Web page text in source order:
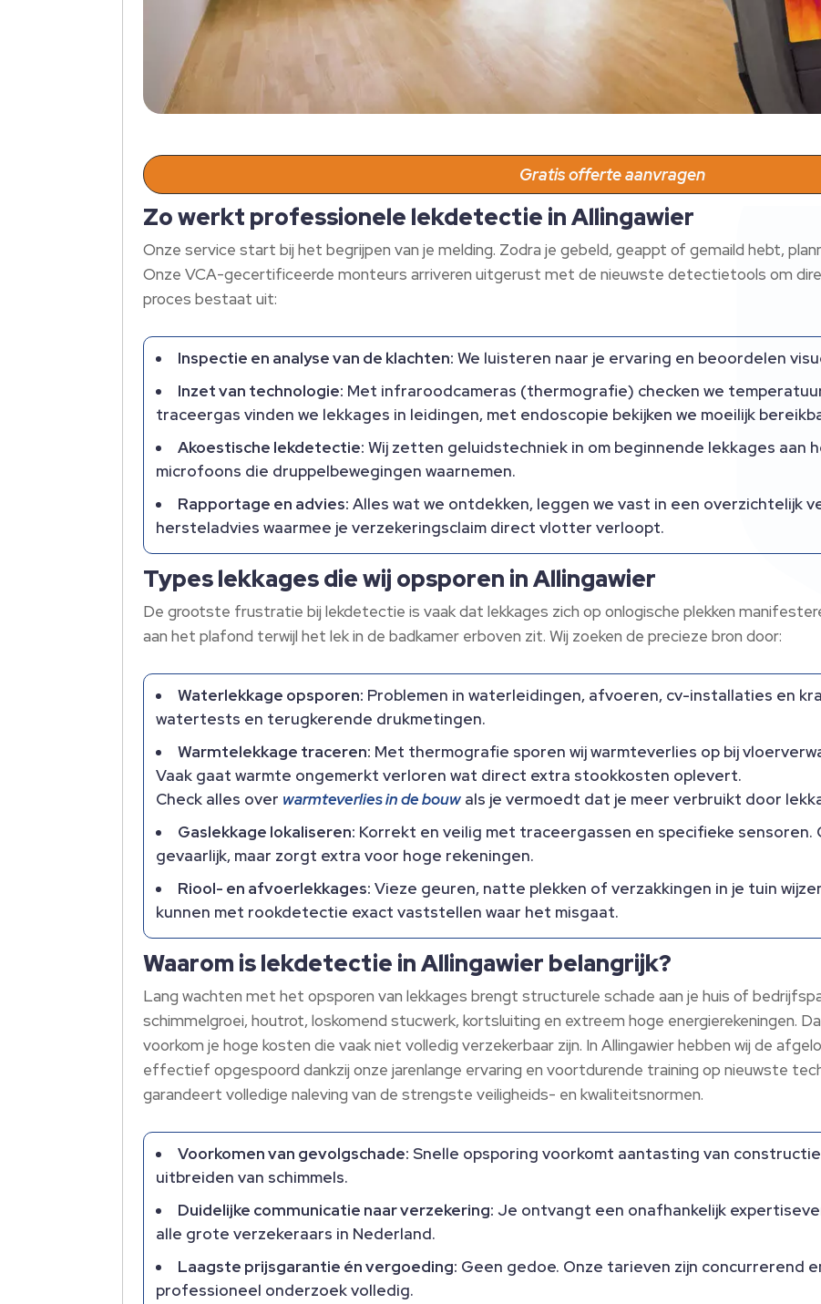
Gratis offerte aanvragen
Zo werkt professionele lekdetectie in Allingawier
Onze service start bij het begrijpen van je melding.​ Zodra je gebeld, geappt of gemaild hebt,
Onze VCA-gecertificeerde monteurs arriveren uitgerust met de nieuwste detectietools om
proces bestaat uit:
Inspectie en analyse van de klachten: We luisteren naar je ervaring en beoordelen
Inzet van technologie: Met infraroodcameras (thermografie) checken we
traceergas vinden we lekkages in leidingen, met endoscopie bekijken we moeilijk
Akoestische lekdetectie: Wij zetten geluidstechniek in om beginnende lekkages aan
microfoons die druppelbewegingen waarnemen.​
Rapportage en advies: Alles wat we ontdekken, leggen we vast in een overzichtelijk
hersteladvies waarmee je verzekeringsclaim direct vlotter verloopt.​
Types lekkages die wij opsporen in Allingawier
De grootste frustratie bij lekdetectie is vaak dat lekkages zich op onlogische plekken
aan het plafond terwijl het lek in de badkamer erboven zit.​ Wij zoeken de precieze bron door:
Waterlekkage opsporen: Problemen in waterleidingen, afvoeren, cv-installaties en
watertests en terugkerende drukmetingen.​
Warmtelekkage traceren: Met thermografie sporen wij warmteverlies op bij
Vaak gaat warmte ongemerkt verloren wat direct extra stookkosten oplevert.​
Check alles over warmteverlies in de bouw als je vermoedt dat je meer verbruikt door
Gaslekkage lokaliseren: Korrekt en veilig met traceergassen en specifieke sensoren.​
gevaarlijk, maar zorgt extra voor hoge rekeningen.​
Riool- en afvoerlekkages: Vieze geuren, natte plekken of verzakkingen in je tuin
kunnen met rookdetectie exact vaststellen waar het misgaat.​
Waarom is lekdetectie in Allingawier belangrijk?
Lang wachten met het opsporen van lekkages brengt structurele schade aan je huis of
schimmelgroei, houtrot, loskomend stucwerk, kortsluiting en extreem hoge energierekeningen.​
voorkom je hoge kosten die vaak niet volledig verzekerbaar zijn.​ In Allingawier hebben wij de
effectief opgespoord dankzij onze jarenlange ervaring en voortdurende training op nieuwste
garandeert volledige naleving van de strengste veiligheids- en kwaliteitsnormen.​
Voorkomen van gevolgschade: Snelle opsporing voorkomt aantasting van
uitbreiden van schimmels.​
Duidelijke communicatie naar verzekering: Je ontvangt een onafhankelijk
alle grote verzekeraars in Nederland.​
Laagste prijsgarantie én vergoeding: Geen gedoe.​ Onze tarieven zijn concurrerend
professioneel onderzoek volledig.​